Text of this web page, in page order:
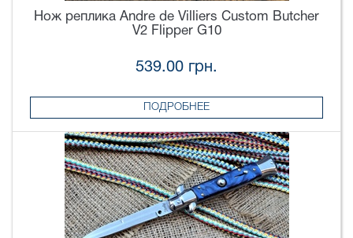
Нож реплика Andre de Villiers Custom Butcher
V2 Flipper G10
539.00 грн.
ПОДРОБНЕЕ